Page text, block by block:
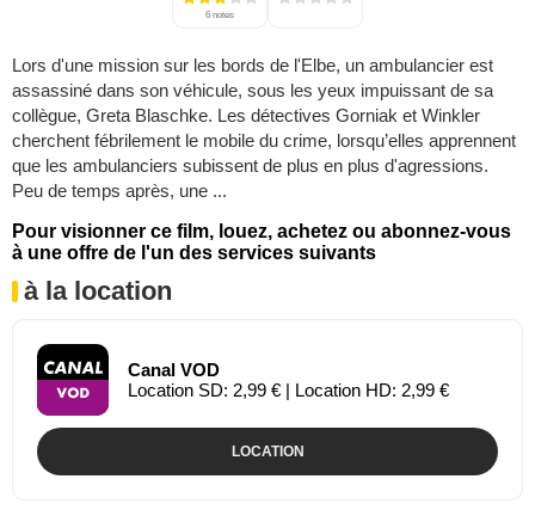
6 notes
Lors d'une mission sur les bords de l'Elbe, un ambulancier est
assassiné dans son véhicule, sous les yeux impuissant de sa
collègue, Greta Blaschke. Les détectives Gorniak et Winkler
cherchent fébrilement le mobile du crime, lorsqu’elles apprennent
que les ambulanciers subissent de plus en plus d'agressions.
Peu de temps après, une ...
Pour visionner ce film, louez, achetez ou abonnez-vous
à une offre de l'un des services suivants
à la location
Canal VOD
Location SD: 2,99 € | Location HD: 2,99 €
LOCATION